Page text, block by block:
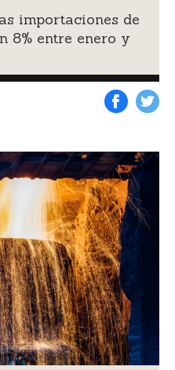
importaciones de
8% entre enero y